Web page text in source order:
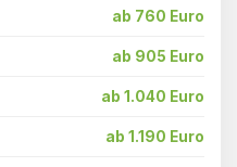
ab 760 Euro
ab 905 Euro
ab 1.040 Euro
ab 1.190 Euro